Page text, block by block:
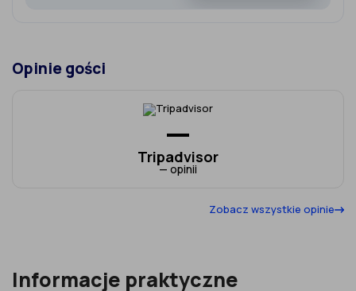
Opinie gości
—
Tripadvisor
— opinii
Zobacz wszystkie opinie
Informacje praktyczne